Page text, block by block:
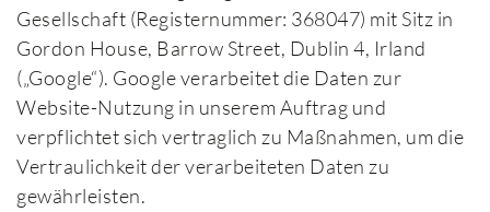
Gesellschaft (Registernummer: 368047) mit Sitz in
Gordon House, Barrow Street, Dublin 4, Irland
(„Google“). Google verarbeitet die Daten zur
Website-Nutzung in unserem Auftrag und
verpflichtet sich vertraglich zu Maßnahmen, um die
Vertraulichkeit der verarbeiteten Daten zu
gewährleisten.